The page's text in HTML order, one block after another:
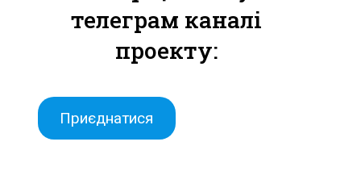
телеграм каналі
проекту:
Приєднатися